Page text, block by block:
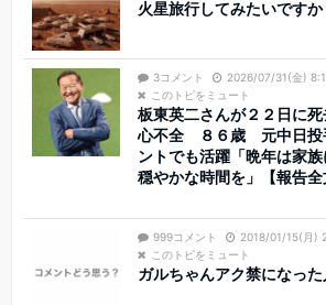
火星旅行してみたいですか
3コメント
2026/07/31(金)
このトピをミュート
板東英二さんが２２日に
心不全 ８６歳 元中日投
ントでも活躍「晩年は家
穏やかな時間を」【報告
999コメント
2018/01/15(月)
このトピをミュート
ガルちゃんアク禁になった